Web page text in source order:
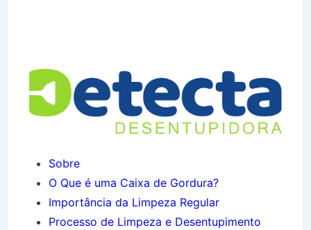
Sobre
O Que é uma Caixa de Gordura?
Importância da Limpeza Regular
Processo de Limpeza e Desentupimento